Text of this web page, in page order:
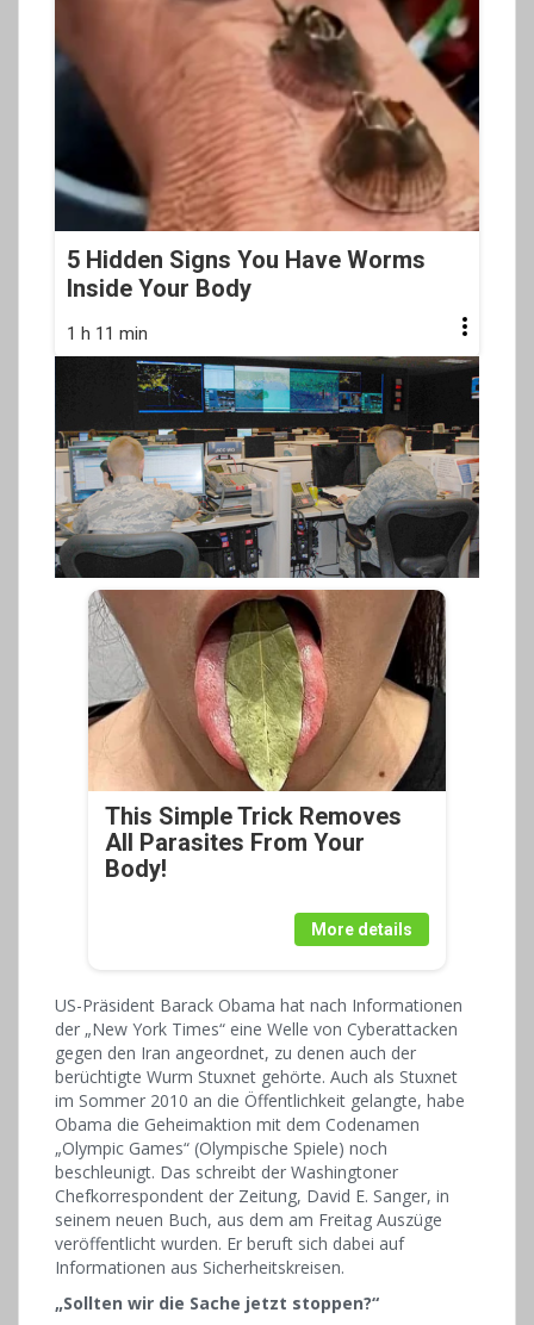
5 Hidden Signs You Have Worms
Inside Your Body
1 h 11 min
This Simple Trick Removes
All Parasites From Your
Body!
More details
US-Präsident Barack Obama hat nach Informationen
der „New York Times“ eine Welle von Cyberattacken
gegen den Iran angeordnet, zu denen auch der
berüchtigte Wurm Stuxnet gehörte. Auch als Stuxnet
im Sommer 2010 an die Öffentlichkeit gelangte, habe
Obama die Geheimaktion mit dem Codenamen
„Olympic Games“ (Olympische Spiele) noch
beschleunigt. Das schreibt der Washingtoner
Chefkorrespondent der Zeitung, David E. Sanger, in
seinem neuen Buch, aus dem am Freitag Auszüge
veröffentlicht wurden. Er beruft sich dabei auf
Informationen aus Sicherheitskreisen.
„Sollten wir die Sache jetzt stoppen?“